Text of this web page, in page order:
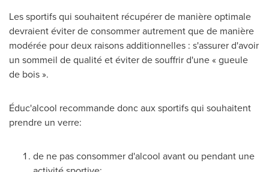
Les sportifs qui souhaitent récupérer de manière optimale
devraient éviter de consommer autrement que de manière
modérée pour deux raisons additionnelles : s'assurer d'avoir
un sommeil de qualité et éviter de souffrir d'une « gueule
de bois ».
Éduc'alcool recommande donc aux sportifs qui souhaitent
prendre un verre:
de ne pas consommer d'alcool avant ou pendant une